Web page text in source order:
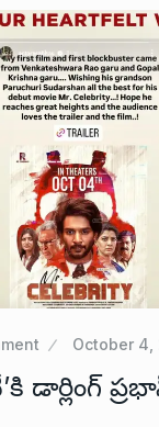
October 4,
డార్లింగ్